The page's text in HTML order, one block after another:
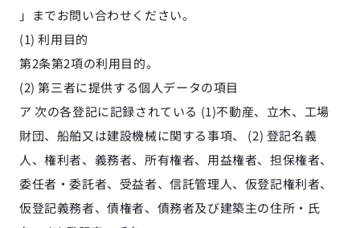
」までお問い合わせください。
(1) 利用目的
第2条第2項の利用目的。
(2) 第三者に提供する個人データの項目
ア 次の各登記に記録されている (1)不動産、立木、工場
財団、船舶又は建設機械に関する事項、 (2) 登記名義
人、権利者、義務者、所有権者、用益権者、担保権者、
委任者・委託者、受益者、信託管理人、仮登記権利者、
仮登記義務者、債権者、債務者及び建築主の住所・氏